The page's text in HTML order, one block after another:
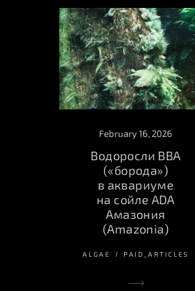
February 16, 2026
Водоросли BBA
(«борода»)
в аквариуме
на сойле ADA
Амазония
(Amazonia)
ALGAE PAID_ARTICLES